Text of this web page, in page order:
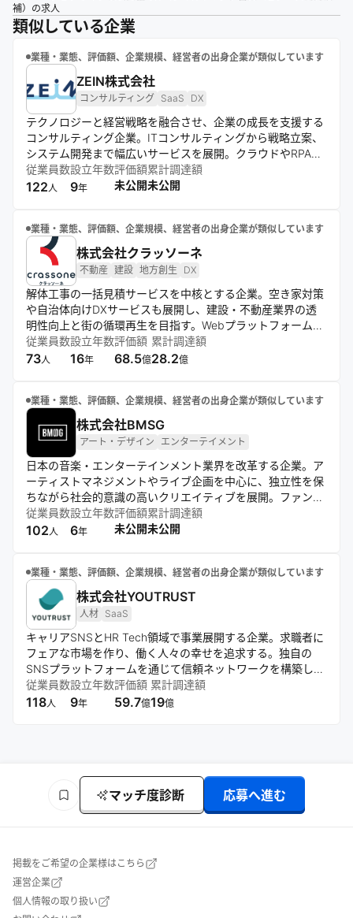
補）の求人
類似している企業
業種・業態、評価額、企業規模、経営者の出身企業が類似しています
ZEIN株式会社
コンサルティング SaaS DX
テクノロジーと経営戦略を融合させ、企業の成長を支援する
コンサルティング企業。ITコンサルティングから戦略立案、
システム開発まで幅広いサービスを展開。クラウドやRPAな
ど最新技術を活用し、業界を問わずDXや業務効率化を推
進。社会課題解決も視野に入れ、クライアントの真の成長を
従業員数
122 人
設立年数
9年
評価額
未公開
累計調達額
未公開
業種・業態、評価額、企業規模、経営者の出身企業が類似しています
株式会社クラッソーネ
不動産 建設 地方創生 DX
解体工事の一括見積サービスを中核とする企業。空き家対策
や自治体向けDXサービスも展開し、建設・不動産業界の透
明性向上と街の循環再生を目指す。Webプラットフォームを
活用し、厳選された工事会社ネットワークと専門スタッフに
よる顧客サポートを提供。「クラッソーネ」や「クラッソー
従業員数
73人
設立年数
16年
評価額
68.5億
累計調達額
28.2億
業種・業態、評価額、企業規模、経営者の出身企業が類似しています
株式会社BMSG
アート・デザイン エンターテイメント
日本の音楽・エンターテインメント業界を改革する企業。ア
ーティストマネジメントやライブ企画を中心に、独立性を保
ちながら社会的意識の高いクリエイティブを展開。ファンと
の信頼関係を重視し、多様性を尊重。常識に囚われない挑戦
精神で、質の高いコンテンツやグッズを生み出し、日本のエ
従業員数
102 人
設立年数
6年
評価額
未公開
累計調達額
未公開
業種・業態、評価額、企業規模、経営者の出身企業が類似しています
株式会社YOUTRUST
人材 SaaS
キャリアSNSとHR Tech領域で事業展開する企業。求職者に
フェアな市場を作り、働く人々の幸せを追求する。独自の
SNSプラットフォームを通じて信頼ネットワークを構築し、
それを活用したSaaS製品「YOUTRUST」を提供。20万人超
のユーザー基盤と1,000社以上の導入実績を持つ。
従業員数
118人
設立年数
9年
評価額
59.7億
累計調達額
19億
マッチ度診断 応募へ進む
掲載をご希望の企業様はこちら
運営企業
個人情報の取り扱い